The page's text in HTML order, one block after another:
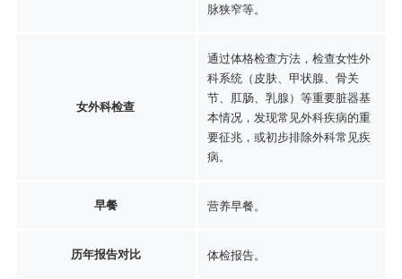
脉狭窄等。
女外科检查
通过体格检查方法，检查女性外
科系统（皮肤、甲状腺、骨关
节、肛肠、乳腺）等重要脏器基
本情况，发现常见外科疾病的重
要征兆，或初步排除外科常见疾
病。
早餐 营养早餐。
历年报告对比 体检报告。